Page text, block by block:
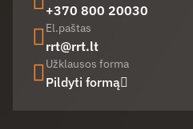
+370 800 20030
El.paštas
rrt@rrt.lt
Užklausos forma
Pildyti formą